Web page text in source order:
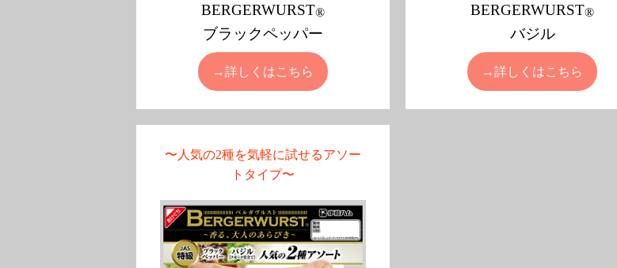
BERGERWURST®
ブラックペッパー
→詳しくはこちら
BERGERWURST®
バジル
→詳しくはこちら
〜人気の2種を気軽に試せるアソー
トタイプ〜